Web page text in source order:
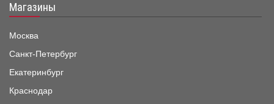
Магазины
Москва
Санкт-Петербург
Екатеринбург
Краснодар